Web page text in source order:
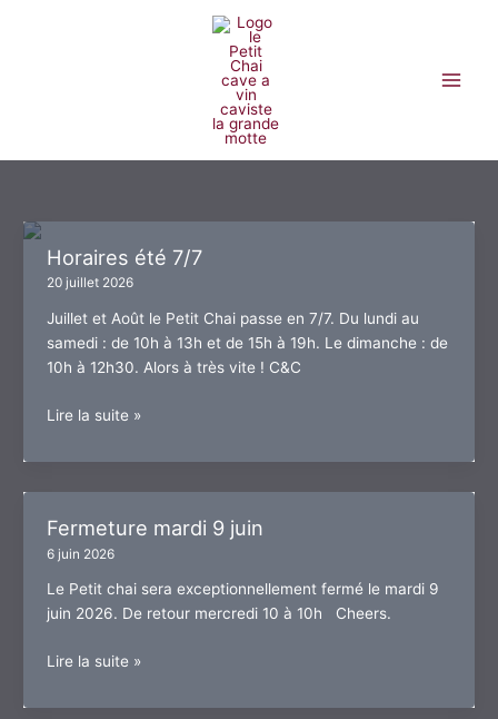
Horaires été 7/7
20 juillet 2026
Juillet et Août le Petit Chai passe en 7/7. Du lundi au
samedi : de 10h à 13h et de 15h à 19h. Le dimanche : de
10h à 12h30. Alors à très vite ! C&C
Horaires
7/7
Lire la suite »
Fermeture mardi 9 juin
6 juin 2026
Le Petit chai sera exceptionnellement fermé le mardi 9
juin 2026. De retour mercredi 10 à 10h Cheers.
Fermeture
9
Lire la suite »